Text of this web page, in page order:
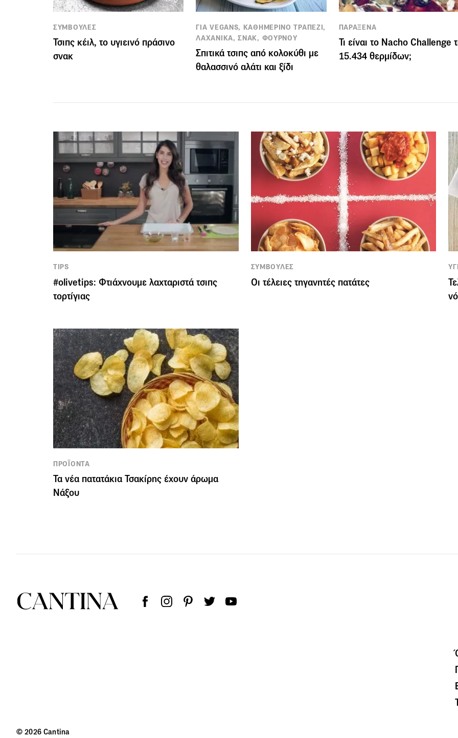
ΣΥΜΒΟΥΛΕΣ
Τσιπς κέιλ, το υγιεινό πράσινο
σνακ
ΓΙΑ VEGANS, ΚΑΘΗΜΕΡΙΝΟ ΤΡΑΠΕΖΙ,
ΛΑΧΑΝΙΚΑ, ΣΝΑΚ, ΦΟΥΡΝΟΥ
Σπιτικά τσιπς από κολοκύθι με
θαλασσινό αλάτι και ξίδι
ΠΑΡΑΞΕΝΑ
Τι είναι το Nacho Challenge
15.434 θερμίδων;
TIPS
#olivetips: Φτιάχνουμε λαχταριστά τσιπς
τορτίγιας
ΣΥΜΒΟΥΛΕΣ
Οι τέλειες τηγανητές πατάτες
ΠΡΟΪΟΝΤΑ
Τα νέα πατατάκια Τσακίρης έχουν άρωμα
Νάξου
© 2026 Cantina